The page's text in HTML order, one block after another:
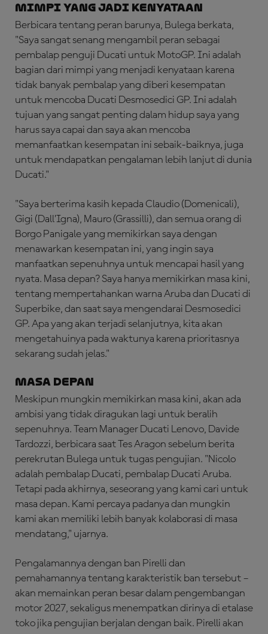
Mimpi yang Jadi Kenyataan
Berbicara tentang peran barunya, Bulega berkata,
"Saya sangat senang mengambil peran sebagai
pembalap penguji Ducati untuk MotoGP. Ini adalah
bagian dari mimpi yang menjadi kenyataan karena
tidak banyak pembalap yang diberi kesempatan
untuk mencoba Ducati Desmosedici GP. Ini adalah
tujuan yang sangat penting dalam hidup saya yang
harus saya capai dan saya akan mencoba
memanfaatkan kesempatan ini sebaik-baiknya, juga
untuk mendapatkan pengalaman lebih lanjut di dunia
Ducati."
"Saya berterima kasih kepada Claudio (Domenicali),
Gigi (Dall’Igna), Mauro (Grassilli), dan semua orang di
Borgo Panigale yang memikirkan saya dengan
menawarkan kesempatan ini, yang ingin saya
manfaatkan sepenuhnya untuk mencapai hasil yang
nyata. Masa depan? Saya hanya memikirkan masa kini,
tentang mempertahankan warna Aruba dan Ducati di
Superbike, dan saat saya mengendarai Desmosedici
GP. Apa yang akan terjadi selanjutnya, kita akan
mengetahuinya pada waktunya karena prioritasnya
sekarang sudah jelas."
Masa Depan
Meskipun mungkin memikirkan masa kini, akan ada
ambisi yang tidak diragukan lagi untuk beralih
sepenuhnya. Team Manager Ducati Lenovo, Davide
Tardozzi, berbicara saat Tes Aragon sebelum berita
perekrutan Bulega untuk tugas pengujian. "Nicolo
adalah pembalap Ducati, pembalap Ducati Aruba.
Tetapi pada akhirnya, seseorang yang kami cari untuk
masa depan. Kami percaya padanya dan mungkin
kami akan memiliki lebih banyak kolaborasi di masa
mendatang," ujarnya.
Pengalamannya dengan ban Pirelli dan
pemahamannya tentang karakteristik ban tersebut –
akan memainkan peran besar dalam pengembangan
motor 2027, sekaligus menempatkan dirinya di etalase
toko jika pengujian berjalan dengan baik. Pirelli akan